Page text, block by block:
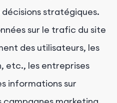
stratégiques.
sur le trafic du site
des utilisateurs, les
etc., les entreprises
informations sur